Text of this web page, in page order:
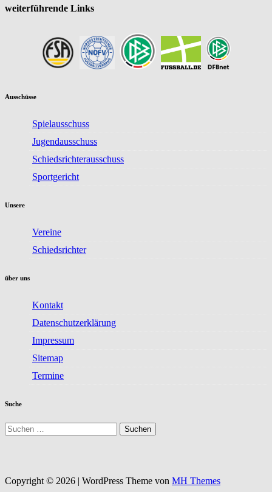
weiterführende Links
Ausschüsse
Spielausschuss
Jugendausschuss
Schiedsrichterausschuss
Sportgericht
Unsere
Vereine
Schiedsrichter
über uns
Kontakt
Datenschutzerklärung
Impressum
Sitemap
Termine
Suche
Suchen
nach:
Copyright © 2026 | WordPress Theme von MH Themes